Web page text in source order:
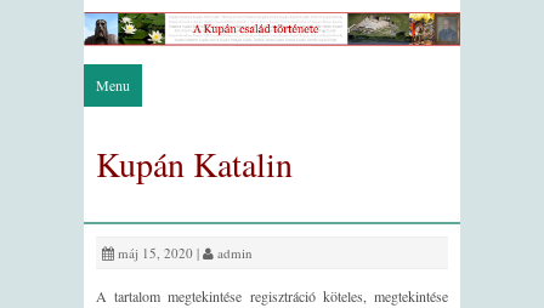
Menu
Kupán Katalin
máj 15, 2020 | admin
A tartalom megtekintése regisztráció köteles, megtekintése